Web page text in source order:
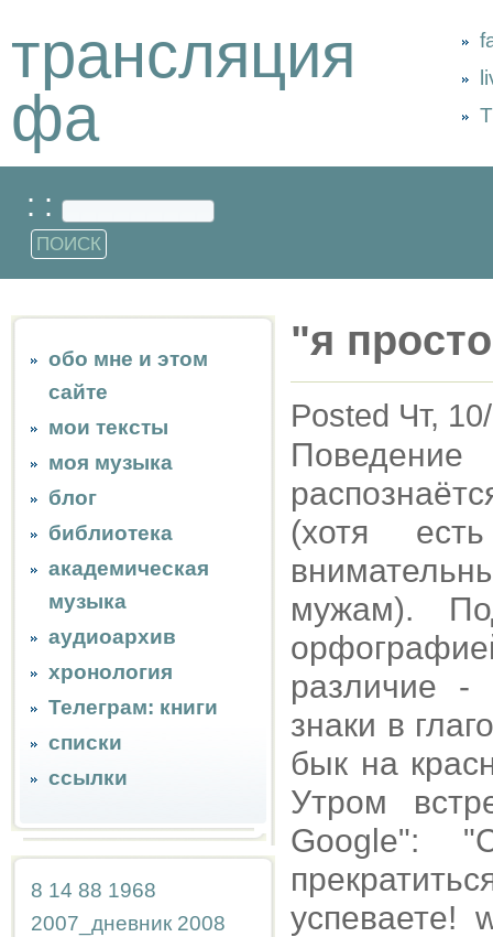
трансляция
фа
: :
обо мне и этом
сайте
мои тексты
моя музыка
блог
библиотека
академическая
музыка
аудиоархив
хронология
Телеграм: книги
списки
ссылки
8 14 88 1968
2007_дневник 2008
"я
Posted Чт,
(хотя
мужам).
различие -
знаки в
бык на
Утром
Google":
успеваете!